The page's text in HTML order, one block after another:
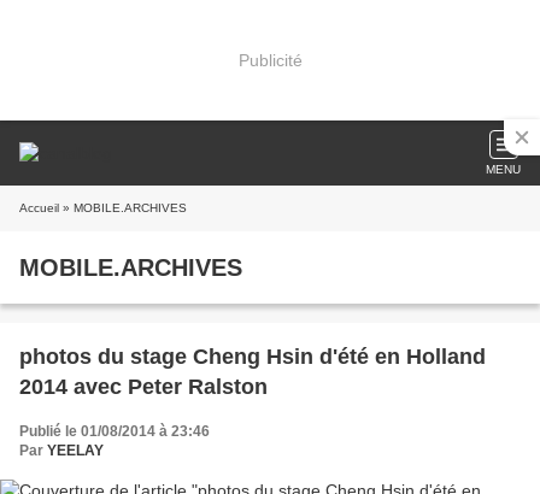
Publicité
MENU
Accueil » MOBILE.ARCHIVES
MOBILE.ARCHIVES
photos du stage Cheng Hsin d'été en Holland
2014 avec Peter Ralston
Publié le 01/08/2014 à 23:46
Par YEELAY